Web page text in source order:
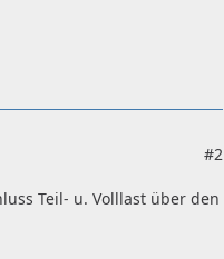
#2
Teil- u. Volllast über den